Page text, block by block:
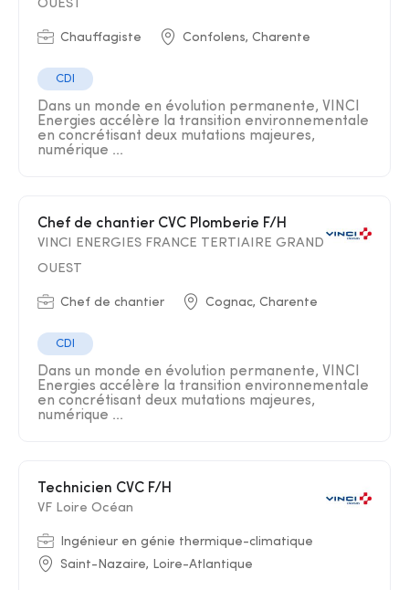
OUEST
Chauffagiste Confolens, Charente
CDI
Dans un monde en évolution permanente, VINCI
Energies accélère la transition environnementale
en concrétisant deux mutations majeures,
numérique ...
Chef de chantier CVC Plomberie F/H
VINCI ENERGIES FRANCE TERTIAIRE GRAND
OUEST
Chef de chantier Cognac, Charente
CDI
Dans un monde en évolution permanente, VINCI
Energies accélère la transition environnementale
en concrétisant deux mutations majeures,
numérique ...
Technicien CVC F/H
VF Loire Océan
Ingénieur en génie thermique-climatique
Saint-Nazaire, Loire-Atlantique